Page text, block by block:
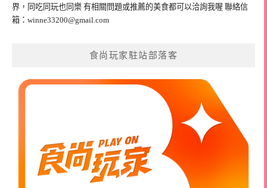
界，同吃同玩也同樂 有相關問題或推薦的美食都可以洽詢我喔 聯絡信
箱： winne33200@gmail.com
食尚玩家駐站部落客